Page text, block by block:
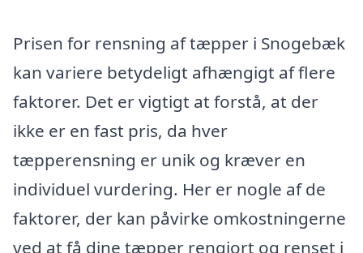
Prisen for rensning af tæpper i Snogebæk
kan variere betydeligt afhængigt af flere
faktorer. Det er vigtigt at forstå, at der
ikke er en fast pris, da hver
tæpperensning er unik og kræver en
individuel vurdering. Her er nogle af de
faktorer, der kan påvirke omkostningerne
ved at få dine tæpper rengjort og renset i